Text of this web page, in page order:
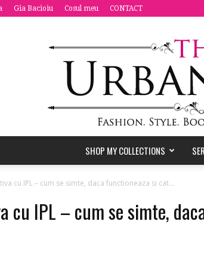
Gia Bacioiu Cosul meu CONTACT
SHOP MY COLLECTIONS
cu IPL – cum se simte, daca functioneaza si cat...
cu IPL – cum se simte,